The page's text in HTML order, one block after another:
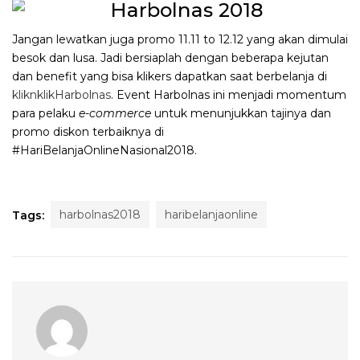
Jangan lewatkan juga promo 11.11 to 12.12 yang akan dimulai
besok dan lusa. Jadi bersiaplah dengan beberapa kejutan
dan benefit yang bisa klikers dapatkan saat berbelanja di
kliknklikHarbolnas. Event Harbolnas ini menjadi momentum
para pelaku e-commerce untuk menunjukkan tajinya dan
promo diskon terbaiknya di
#HariBelanjaOnlineNasional2018.
Tags: harbolnas2018 haribelanjaonline